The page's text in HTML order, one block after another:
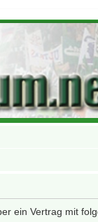
ein Vertrag mit